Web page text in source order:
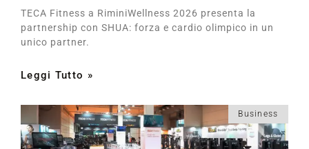
TECA Fitness a RiminiWellness 2026 presenta la
partnership con SHUA: forza e cardio olimpico in un
unico partner.
Leggi Tutto »
Business